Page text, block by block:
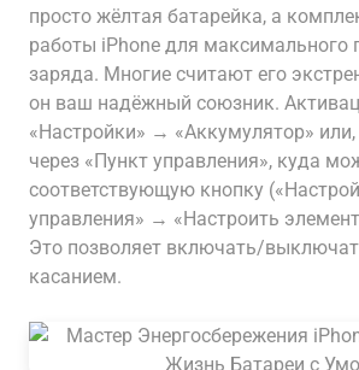
просто жёлтая батарейка, а
работы iPhone для максимального
заряда. Многие считают его
он ваш надёжный союзник.
«Настройки» → «Аккумулятор» или,
через «Пункт управления», куда
соответствующую кнопку
управления» → «Настроить
Это позволяет включать/
касанием.